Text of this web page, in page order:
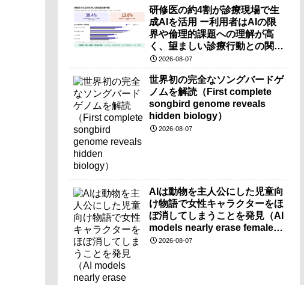
研修医の約4割が診療現場で生
成AIを活用 ー利用者はAIの限
界や倫理的課題への理解が高
く、望ましい診療行動との関連
も確認ー
2026-08-07
世界初の完全なソングバードゲ
ノムを解読（First complete
songbird genome reveals
hidden biology）
2026-08-07
AIは動物を主人公にした児童向
け物語で女性キャラクターをほ
ぼ消してしまうことを発見（AI
models nearly erase female
characters when they write
2026-08-07